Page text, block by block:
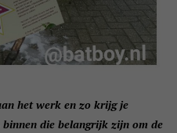
het werk en zo krijg je
die belangrijk zijn om de